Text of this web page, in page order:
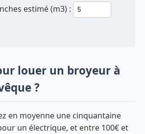
estimé (m3) :
louer un broyeur à
?
en moyenne une cinquantaine
un électrique, et entre 100€ et